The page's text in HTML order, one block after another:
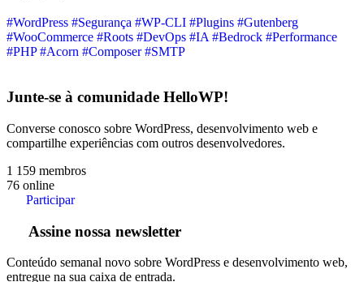
#WordPress #Segurança #WP-CLI #Plugins #Gutenberg
#WooCommerce #Roots #DevOps #IA #Bedrock #Performance
#PHP#Acorn #Composer#SMTP
Junte-se à comunidade HelloWP!
Converse conosco sobre WordPress, desenvolvimento web e
compartilhe experiências com outros desenvolvedores.
1 159 membros
76 online
Participar
Assine nossa newsletter
Conteúdo semanal novo sobre WordPress e desenvolvimento web,
entregue na sua caixa de entrada.